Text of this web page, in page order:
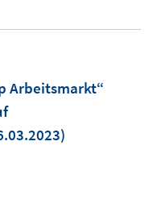
Arbeitsmarkt“